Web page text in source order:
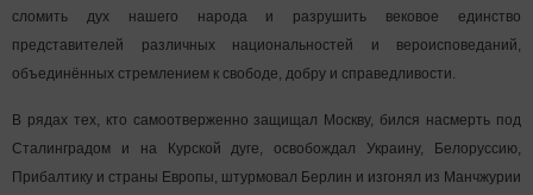
сломить дух нашего народа и разрушить вековое единство
представителей различных национальностей и вероисповеданий,
объединённых стремлением к свободе, добру и справедливости.
В рядах тех, кто самоотверженно защищал Москву, бился насмерть под
Сталинградом и на Курской дуге, освобождал Украину, Белоруссию,
Прибалтику и страны Европы, штурмовал Берлин и изгонял из Манчжурии